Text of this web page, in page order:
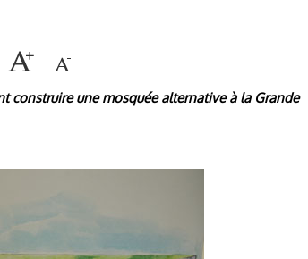
construire une mosquée alternative à la Grande